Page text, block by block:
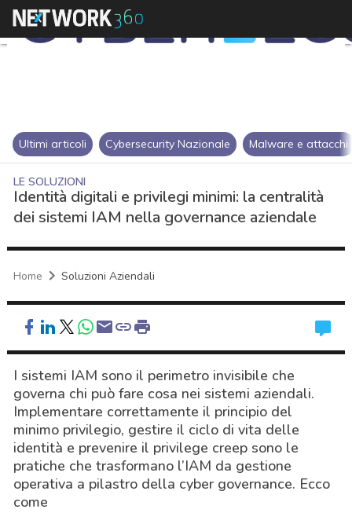
Ultimi articoli Cybersecurity Nazionale Malware e attacchi
LE SOLUZIONI
Identità digitali e privilegi minimi: la centralità
dei sistemi IAM nella governance aziendale
Home Soluzioni Aziendali
I sistemi IAM sono il perimetro invisibile che
governa chi può fare cosa nei sistemi aziendali.
Implementare correttamente il principio del
minimo privilegio, gestire il ciclo di vita delle
identità e prevenire il privilege creep sono le
pratiche che trasformano l’IAM da gestione
operativa a pilastro della cyber governance. Ecco
come